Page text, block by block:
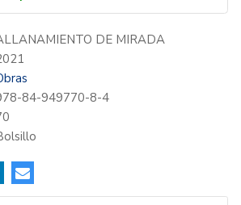
DE MIRADA
84-949770-8-4